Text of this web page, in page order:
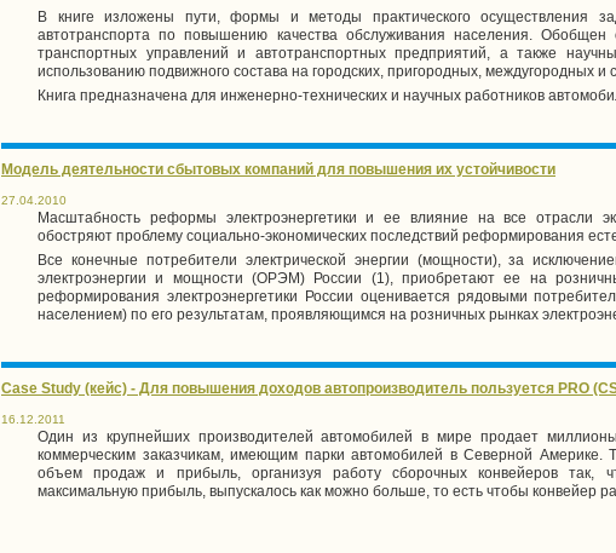
В книге изложены пути, формы и методы практического осуществления
автотранспорта по повышению качества обслуживания населения.
транспортных управлений и автотранспортных предприятий, а также
использованию подвижного состава на городских, пригородных, междугородных и
Книга предназначена для инженерно-технических и научных работников
Модель деятельности сбытовых компаний для повышения их устойчивости
27.04.2010
Масштабность реформы электроэнергетики и ее влияние на все отрасли
обостряют проблему социально-экономических последствий реформирования
Все конечные потребители электрической энергии (мощности), за
электроэнергии и мощности (ОРЭМ) России (1), приобретают ее на
реформирования электроэнергетики России оценивается рядовыми
населением) по его результатам, проявляющимся на розничных рынках
Case Study (кейс) - Для повышения доходов автопроизводитель пользуется PRO
16.12.2011
Один из крупнейших производителей автомобилей в мире продает
коммерческим заказчикам, имеющим парки автомобилей в Северной Америке.
объем продаж и прибыль, организуя работу сборочных конвейеров так,
максимальную прибыль, выпускалось как можно больше, то есть чтобы конвейер